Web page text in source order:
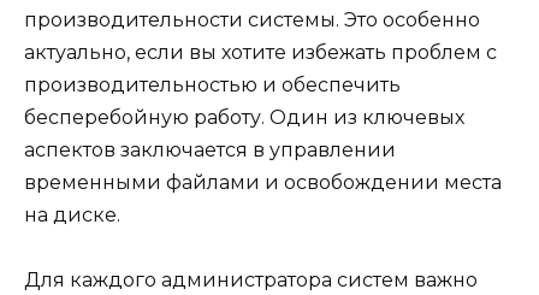
производительности системы. Это особенно
актуально, если вы хотите избежать проблем с
производительностью и обеспечить
бесперебойную работу. Один из ключевых
аспектов заключается в управлении
временными файлами и освобождении места
на диске.
Для каждого администратора систем важно